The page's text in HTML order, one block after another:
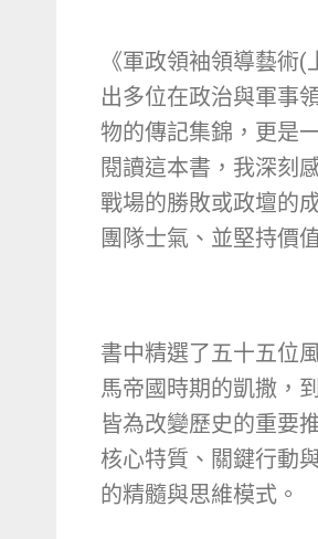
《軍政領袖領導藝術
出多位在政治與軍事
物的傳記集錦，更是
閱讀這本書，我深刻
戰場的勝敗或政壇的
團隊士氣、並堅持價
書中精選了五十五位
馬帝國時期的凱撒，
皆為改變歷史的重要
核心特質、關鍵行動
的精髓與思維模式。